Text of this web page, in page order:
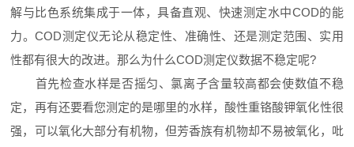
解与比色系统集成于一体，具备直观、快速测定水中COD的能
力。COD测定仪无论从稳定性、准确性、还是测定范围、实用
性都有很大的改进。那么为什么COD测定仪数据不稳定呢?
首先检查水样是否摇匀、氯离子含量较高都会使数值不稳
定，再有还要看您测定的是哪里的水样，酸性重铬酸钾氧化性很
强，可以氧化大部分有机物，但芳香族有机物却不易被氧化，吡